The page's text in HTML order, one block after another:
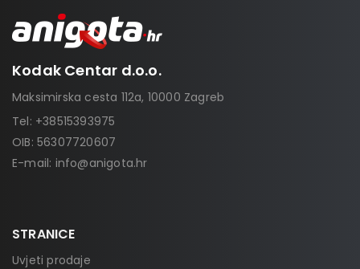
Kodak Centar d.o.o.
Maksimirska cesta 112a, 10000 Zagreb
Tel: +38515393975
OIB: 56307720607
E-mail: info@anigota.hr
STRANICE
Uvjeti prodaje